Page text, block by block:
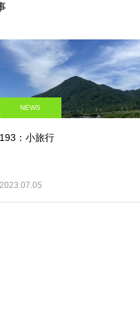
NEWS
193：小旅行
2023.07.05